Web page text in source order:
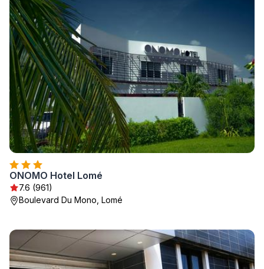
ONOMO Hotel Lomé
7.6 (961)
Boulevard Du Mono, Lomé